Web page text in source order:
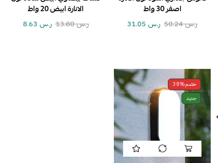
اصفر 30 واط
ر.س50.24 ر.س
الانارة ابيض 20 واط
ر.س13.80 ر.س
خصم38%
جديد